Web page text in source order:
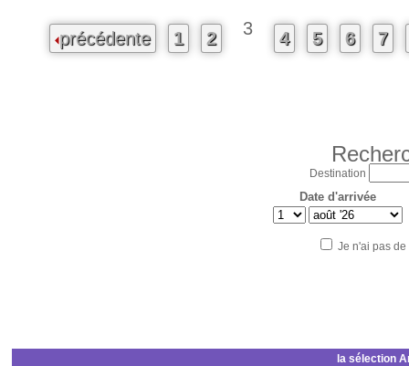
précédente 1 2 3 4 5 6 7
Destination
Date d'arrivée
Je n'ai pas
la sélection